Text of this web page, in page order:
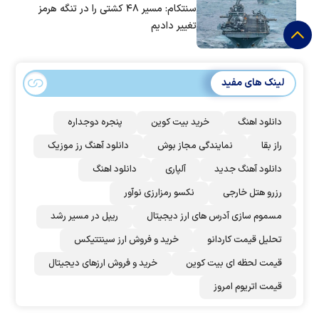
سنتکام: مسیر ۴۸ کشتی را در تنگه هرمز
تغییر دادیم
لینک های مفید
دانلود اهنگ خرید بیت کوین
پنجره دوجداره
راز بقا
نمایندگی مجاز بوش
دانلود آهنگ رز‌ موزیک
دانلود آهنگ جدید
آلپاری
دانلود اهنگ
رزرو هتل خارجی
نکسو رمزارزی نوآور
مسموم سازی آدرس های ارز دیجیتال
ریپل در مسیر رشد
تحلیل قیمت کاردانو
خرید و فروش ارز سینتتیکس
قیمت لحظه ای بیت کوین
خرید و فروش ارزهای دیجیتال
قیمت اتریوم امروز